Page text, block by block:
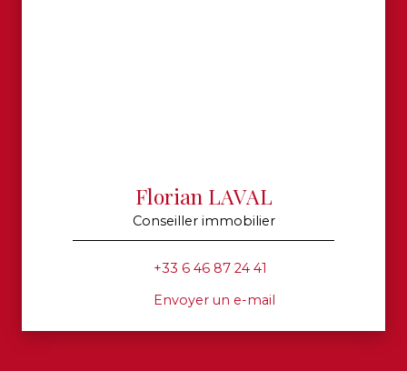
Florian LAVAL
Conseiller immobilier
+33 6 46 87 24 41
Envoyer un e-mail